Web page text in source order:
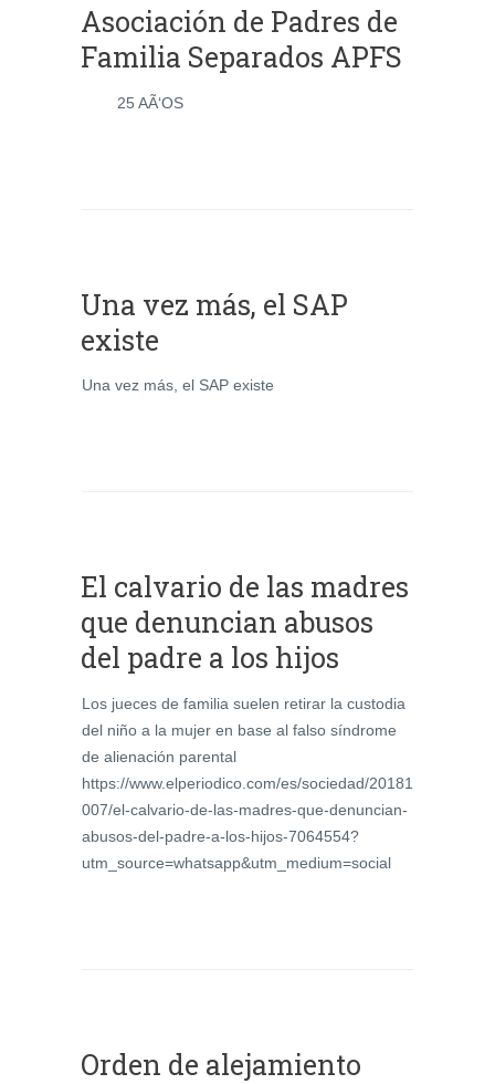
Asociación de Padres de
Familia Separados APFS
25 AÃ‘OS
Una vez más, el SAP
existe
Una vez más, el SAP existe
El calvario de las madres
que denuncian abusos
del padre a los hijos
Los jueces de familia suelen retirar la custodia
del niño a la mujer en base al falso síndrome
de alienación parental
https://www.elperiodico.com/es/sociedad/20181
007/el-calvario-de-las-madres-que-denuncian-
abusos-del-padre-a-los-hijos-7064554?
utm_source=whatsapp&utm_medium=social
Orden de alejamiento